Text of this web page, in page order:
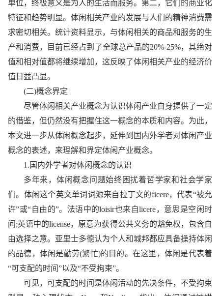
单位，终极意义是为人的生活而服务。第二，它们的商业化
特征和趋势明显。体闲相关产业的发展与人们的精神消费需
求密切相关。统计资料显示，与体闲相关的商品和服务的生
产和消费，目前已经占到了全球总产品的20%-25%，其绝对
值和相对值都将继续增加，这反映了体闲相关产业的经济价
值日益凸显。
(二)概念界定
尽管体闲相关产业概念为认识体闲产业自身提供了一定
的借鉴，但仍然没有把握住这一概念的本质和内容。为此，
本文进一步从体闲概念起步，延伸到国内外学者对体闲产业
概念的表述，来理解和界定体闲产业概念。
1.国内外学者对体闲概念的认识
多年来，体闲概念问题始终困扰着哲学家和社会学家
们。体闲这个英文单词词源来自拉丁文的ficere，代表“被允
许”或“自由的”。法语中的loisir也来自licere，意思是空闲时
间;英语中的license，原意为获得公共义务的豁免权，包含自
由选择之意。亚里士多德认为个人和城邦都应具备操持体闲
的品德，体闲是勤劳(繁忙)的目的。在这里，体闲是代表着
“可支配的时间”以及“不受拘束”。
可见，可支配的时间是体闲活动的先决条件，不受拘束